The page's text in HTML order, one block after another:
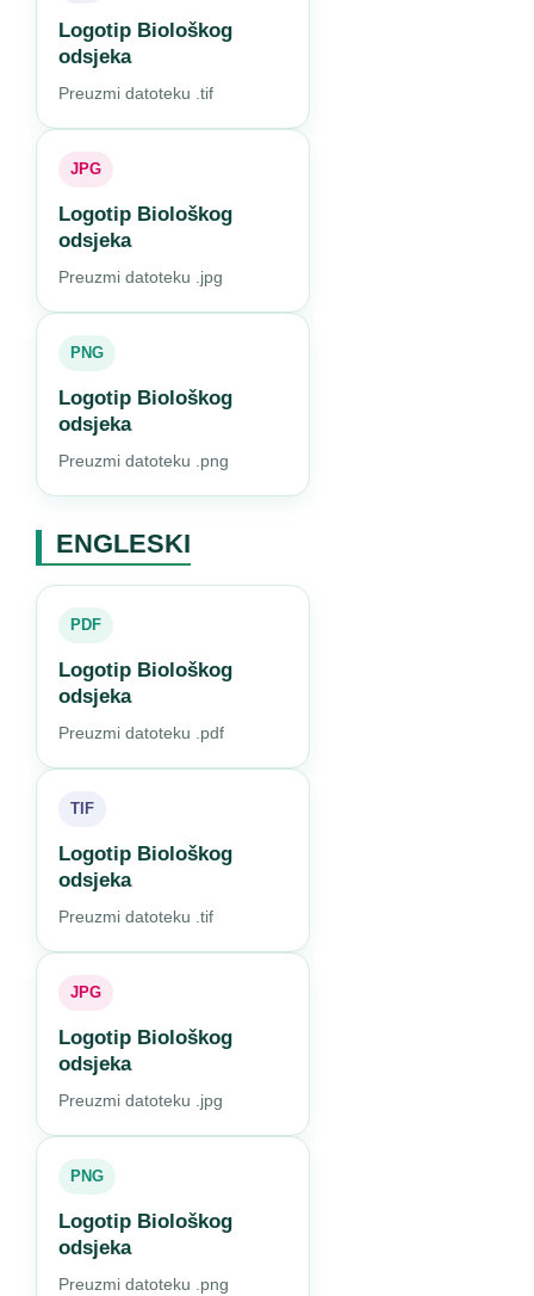
Logotip Biološkog
odsjeka
Preuzmi datoteku .tif
JPG
Logotip Biološkog
odsjeka
Preuzmi datoteku .jpg
PNG
Logotip Biološkog
odsjeka
Preuzmi datoteku .png
ENGLESKI
PDF
Logotip Biološkog
odsjeka
Preuzmi datoteku .pdf
TIF
Logotip Biološkog
odsjeka
Preuzmi datoteku .tif
JPG
Logotip Biološkog
odsjeka
Preuzmi datoteku .jpg
PNG
Logotip Biološkog
odsjeka
Preuzmi datoteku .png